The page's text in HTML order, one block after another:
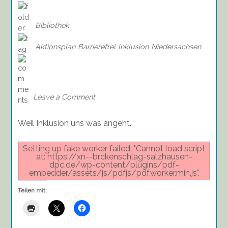
Bibliothek
Aktionsplan Barrierefrei Inklusion Niedersachsen
Leave a Comment
–
für
barrierefreies
Niedersachsen
Weil Inklusion uns was angeht.
Setting up fake worker failed: "Cannot load script
at: https://xn--brckenschlag-salzhausen-
dpc.de/wp-content/plugins/pdf-
embedder/assets/js/pdfjs/pdf.worker.min.js".
Teilen mit: